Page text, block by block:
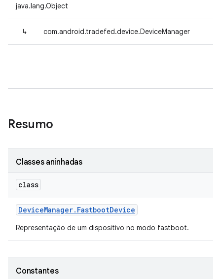
java.lang.Object
↳ com.android.tradefed.device.DeviceManager
Resumo
Classes aninhadas
class
DeviceManager. FastbootDevice
Representação de um dispositivo no modo fastboot.
Constantes